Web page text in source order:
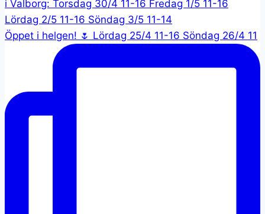
Öppet i helgen! 🌷 Lördag 25/4 11-16 Söndag 26/4 11